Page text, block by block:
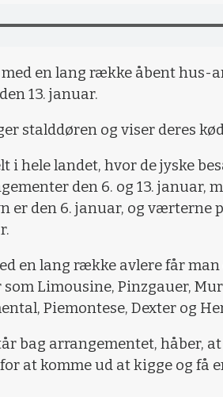
en lang række åbent hus-
13. januar.
stalddøren og viser deres
i hele landet, hvor de jyske
den 6. og 13. januar,
er den 6. januar, og værterne
en lang række avlere får man
Limousine, Pinzgauer,
Piemontese, Dexter og
bag arrangementet, håber,
at komme ud at kigge og få